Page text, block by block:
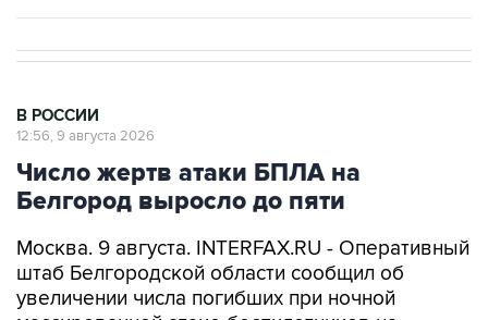
В РОССИИ
12:56, 9 августа 2026
Число жертв атаки БПЛА на
Белгород выросло до пяти
Москва. 9 августа. INTERFAX.RU - Оперативный
штаб Белгородской области сообщил об
увеличении числа погибших при ночной